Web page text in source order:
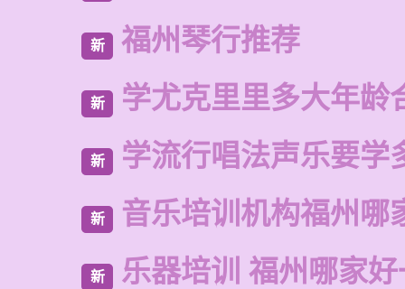
新 福州琴行推荐
新 学尤克里里多大年龄
新 学流行唱法声乐要学
新 音乐培训机构福州哪
新 乐器培训 福州哪家